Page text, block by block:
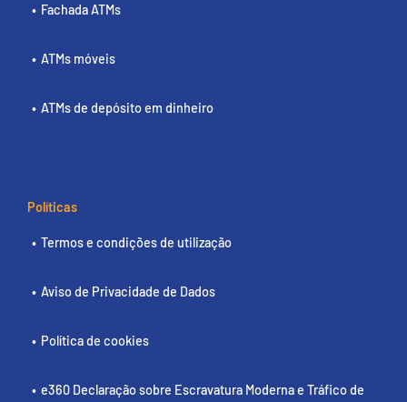
Fachada ATMs
ATMs móveis
ATMs de depósito em dinheiro
Políticas
Termos e condições de utilização
Aviso de Privacidade de Dados
Política de cookies
e360 Declaração sobre Escravatura Moderna e Tráfico de